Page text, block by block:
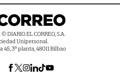
DIARIO EL CORREO, S.A.
Unipersonal.
45, 3ª planta, 48011 Bilbao